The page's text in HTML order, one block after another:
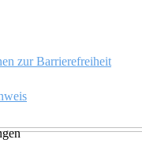
zur Barrierefreiheit